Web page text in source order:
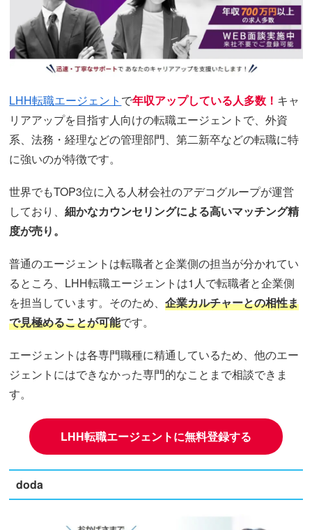
LHH転職エージェント で年収アップしている人多数！ キャ
リアアップを目指す人向けの転職エージェントで、外資
系、法務・経理などの管理部門、第二新卒などの転職に特
に強いのが特徴です。
世界でもTOP3位に入る人材会社のアデコグループが運営
しており、細かなカウンセリングによる高いマッチング精
度が売り。
普通のエージェントは転職者と企業側の担当が分かれてい
るところ、LHH転職エージェントは1人で転職者と企業側
を担当しています。そのため、企業カルチャーとの相性ま
で見極めることが可能です。
エージェントは各専門職種に精通しているため、他のエー
ジェントにはできなかった専門的なことまで相談できま
す。
LHH転職エージェントに無料登録する
doda